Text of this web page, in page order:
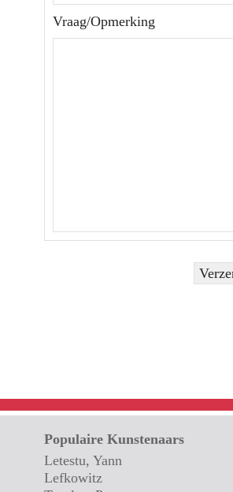
Vraag/Opmerking
Populaire Kunstenaars
Letestu, Yann
Lefkowitz